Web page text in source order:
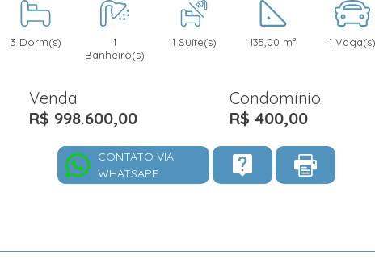
3 Dorm(s)
1
Banheiro(s)
1 Suíte(s) 135,00 m² 1 Vaga(s)
Venda
R$ 998.600,00
Condomínio
R$ 400,00
CONTATO VIA
WHATSAPP